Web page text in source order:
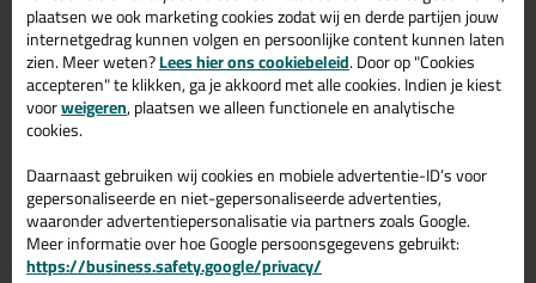
gevelkit Ottoseal M360 Gevelkit 310ml in de kleur Baksteenrood
C3178 is te gebruiken voor verschillende toepassingen. Een
duurzame en veelzijdige kit welke makkelijk te verwerken is.
Perfect als je een bijpassende kleur zoekt met gegarandeerd een
topresultaat. Bestel de Ottoseal M360 Gevelkit 310ml in kleur
Baksteenrood C3178 vandaag nog! Op voorraad en op werkdagen
besteld = morgen in huis.
Wil je meer weten over de toepassing en kenmerken van dit
product?Lees alles over dit product >
plaatsen we ook marketing cookies zodat wij en derde partijen jouw
internetgedrag kunnen volgen en persoonlijke content kunnen laten
zien. Meer weten?Lees hier ons cookiebeleid. Door op "Cookies
accepteren" te klikken, ga je akkoord met alle cookies. Indien je kiest
voorweigeren, plaatsen we alleen functionele en analytische
cookies.
Daarnaast gebruiken wij cookies en mobiele advertentie-ID’s voor
gepersonaliseerde en niet-gepersonaliseerde advertenties,
waaronder advertentiepersonalisatie via partners zoals Google.
Meer informatie over hoe Google persoonsgegevens gebruikt:
https://business.safety.google/privacy/